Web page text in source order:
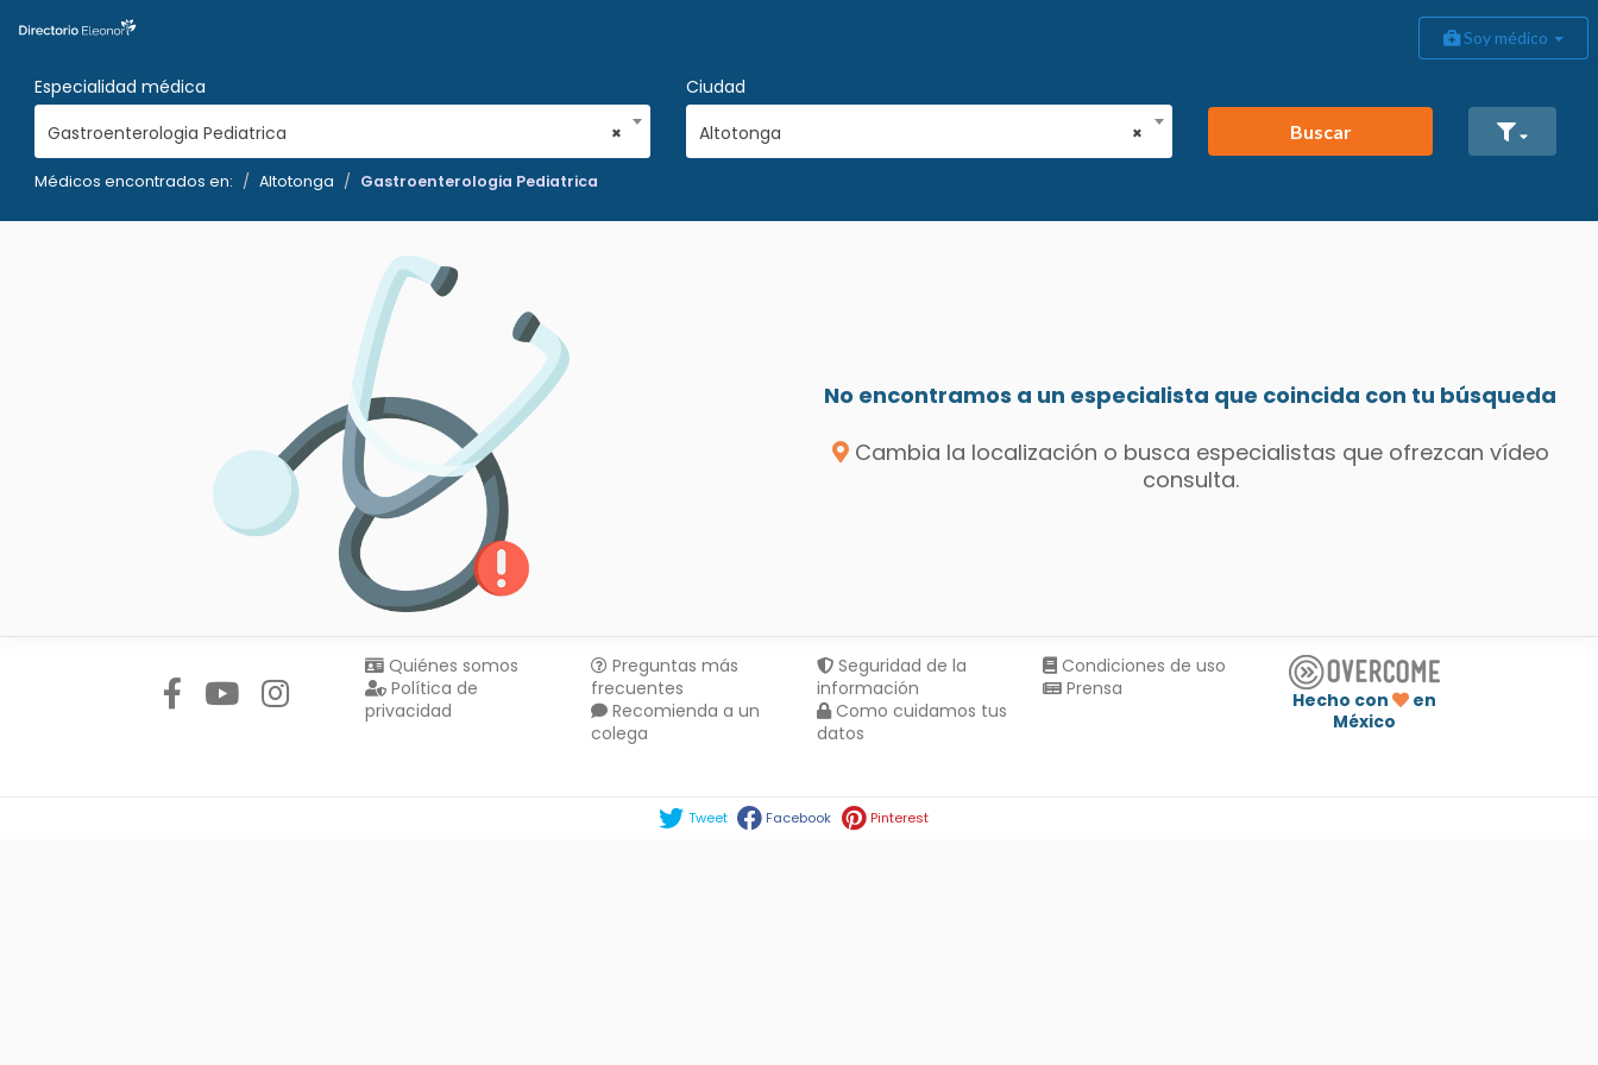
Soy médico
Especialidad médica
×
Gastroenterologia Pediatrica
Ciudad
×
Altotonga Buscar
Médicos encontrados en: Altotonga Gastroenterologia Pediatrica
No encontramos a un especialista que coincida con tu búsqueda
Cambia la localización o busca especialistas que ofrezcan vídeo
consulta.
Quiénes somos
Política de
privacidad
Preguntas más
frecuentes
Recomienda a un
colega
Seguridad de la
información
Como cuidamos tus
datos
Condiciones de uso
Prensa
Hecho con
en
México
Tweet Facebook Pinterest